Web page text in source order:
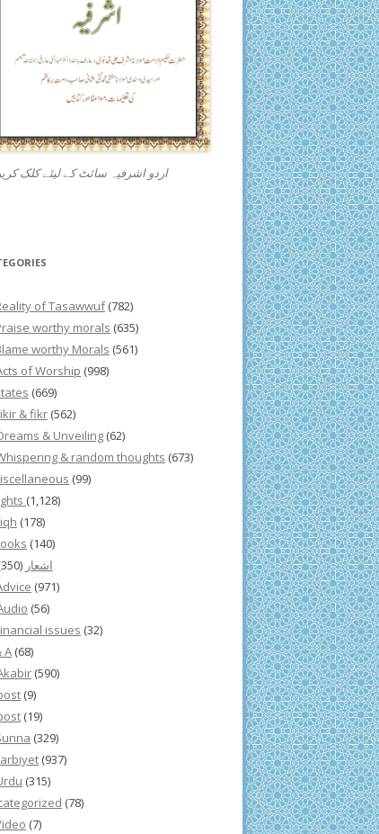
اردو اشرفیہ سائٹ کے لیئے کلک
of Tasawwuf(782)
worthy morals (635)
worthy Morals (561)
of Worship (998)
(669)
& fikr (562)
& Unveiling (62)
& random thoughts (673)
(99)
(1,128)
(178)
(140)
M. اشعار (350)
(971)
(56)
issues (32)
A (68)
(590)
(9)
(19)
(329)
(937)
(315)
(78)
(7)